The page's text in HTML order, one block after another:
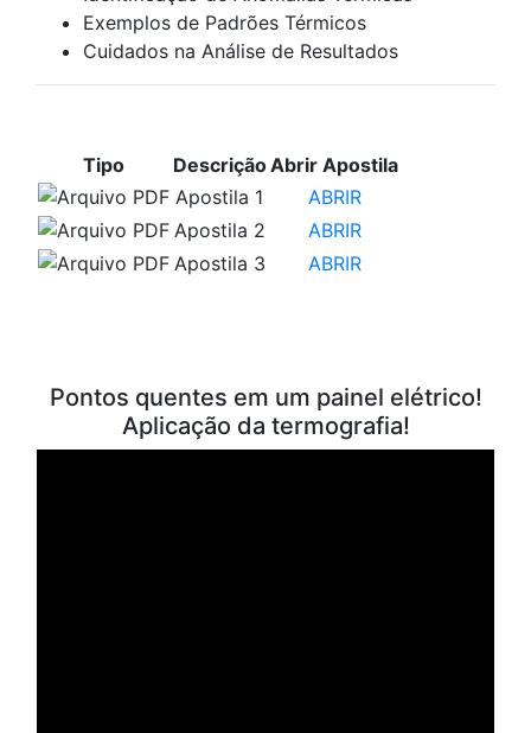
Exemplos de Padrões Térmicos
Cuidados na Análise de Resultados
Tipo DescriçãoAbrir Apostila
Apostila 1
ABRIR
Apostila 2
ABRIR
Apostila 3
ABRIR
Pontos quentes em um painel elétrico!
Aplicação da termografia!